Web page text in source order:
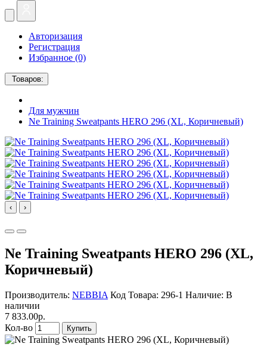
Авторизация
Регистрация
Избранное (0)
Товаров:
Для мужчин
Ne Training Sweatpants HERO 296 (XL, Коричневый)
‹ ›
Ne Training Sweatpants HERO 296 (XL,
Коричневый)
Производитель: NEBBIA Код Товара: 296-1 Наличие: В
наличии
7 833.00р.
Кол-во
Купить